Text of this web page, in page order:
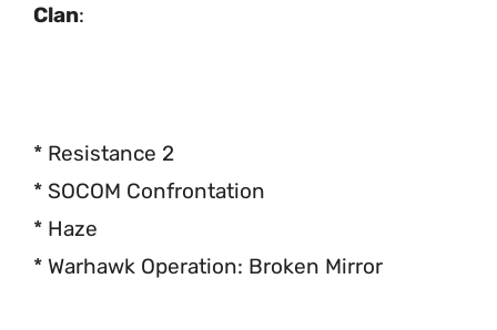
Clan:
* Resistance 2
* SOCOM Confrontation
* Haze
* Warhawk Operation: Broken Mirror